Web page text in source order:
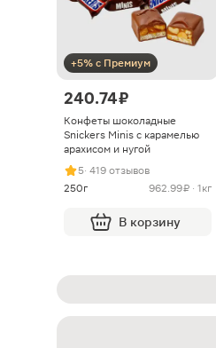
+5% с Премиум
240.74 ₽
Конфеты шоколадные
Snickers Minis с карамелью
арахисом и нугой
5· 419 отзывов
250г
962.99 ₽ · 1кг
В корзину